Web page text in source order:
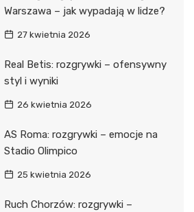
Warszawa – jak wypadają w lidze?
27 kwietnia 2026
Real Betis: rozgrywki – ofensywny
styl i wyniki
26 kwietnia 2026
AS Roma: rozgrywki – emocje na
Stadio Olimpico
25 kwietnia 2026
Ruch Chorzów: rozgrywki –